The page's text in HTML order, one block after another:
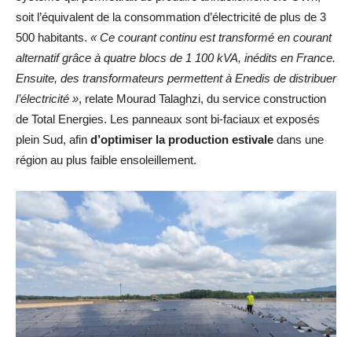
soit l’équivalent de la consommation d’électricité de plus de 3
500 habitants. « Ce courant continu est transformé en courant
alternatif grâce à quatre blocs de 1 100 kVA, inédits en France.
Ensuite, des transformateurs permettent à Enedis de distribuer
l’électricité », relate Mourad Talaghzi, du service construction
de Total Energies. Les panneaux sont bi-faciaux et exposés
plein Sud, afin d’optimiser la production estivale dans une
région au plus faible ensoleillement.